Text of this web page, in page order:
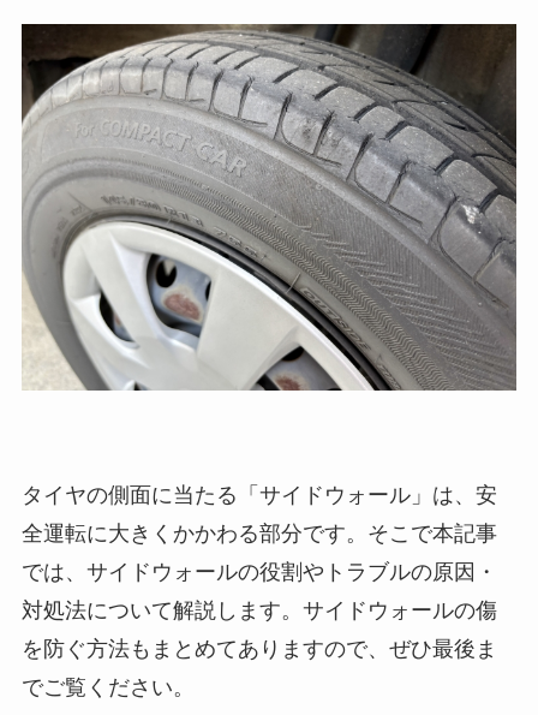
タイヤの側面に当たる「サイドウォール」は、安
全運転に大きくかかわる部分です。そこで本記事
では、サイドウォールの役割やトラブルの原因・
対処法について解説します。サイドウォールの傷
を防ぐ方法もまとめてありますので、ぜひ最後ま
でご覧ください。